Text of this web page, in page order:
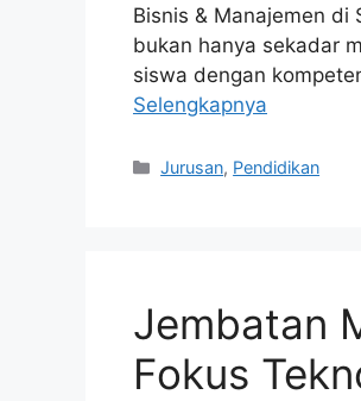
Bisnis & Manajemen di
bukan hanya sekadar
siswa dengan
Selengkapnya
Kategori
Jurusan, Pendidikan
Jembatan
Fokus